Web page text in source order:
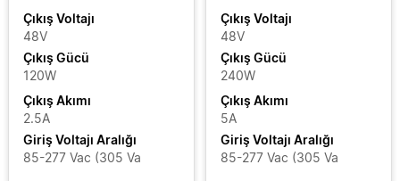
Çıkış Voltajı
48V
Çıkış Gücü
120W
Çıkış Akımı
2.5A
Giriş Voltajı Aralığı
85-277 Vac (305 Va
Çıkış Voltajı
48V
Çıkış Gücü
240W
Çıkış Akımı
5A
Giriş Voltajı Aralığı
85-277 Vac (305 Va